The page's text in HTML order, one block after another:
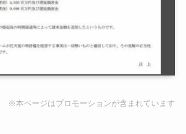
※本ページはプロモーションが含まれています